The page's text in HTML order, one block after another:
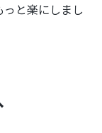
と楽にしまし